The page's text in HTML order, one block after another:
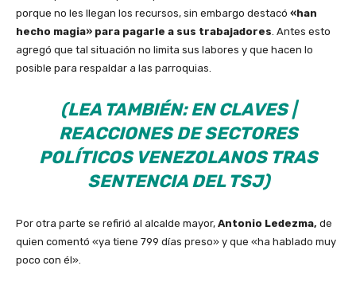
porque no les llegan los recursos, sin embargo destacó «han
hecho magia» para pagarle a sus trabajadores . Antes esto
agregó que tal situación no limita sus labores y que hacen lo
posible para respaldar a las parroquias.
(LEA TAMBIÉN:EN CLAVES |
REACCIONES DE SECTORES
POLÍTICOS VENEZOLANOS TRAS
SENTENCIA DEL TSJ)
Por otra parte se refirió al alcalde mayor, Antonio Ledezma, de
quien comentó «ya tiene 799 días preso» y que «ha hablado muy
poco con él».